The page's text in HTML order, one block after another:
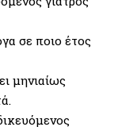
σε ποιο έτος
μηνιαίως